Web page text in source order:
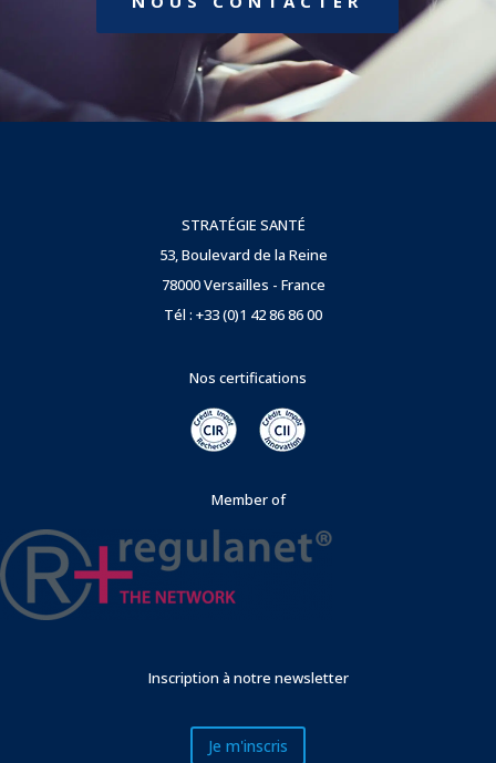
STRATÉGIE SANTÉ
53, Boulevard de la Reine
78000 Versailles - France
Tél : +33 (0)1 42 86 86 00
Nos certifications
Member of
Inscription à notre newsletter
Je m'inscris